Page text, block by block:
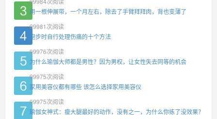
用一根伸展带，一个月左右，除去了手臂拜拜肉，背也变薄了
99981 次阅读
跑步时自行处理伤痛的十个方法
99976次阅读
为什么瑜伽大师都是男性？因为男权，让女性失去同等的机会
99975次阅读
家用美容仪都有哪些 该怎么选择家用美容仪
99975次阅读
瑜伽女神式：瘦大腿最好的动作，没有之一，为什么你练了没效果？